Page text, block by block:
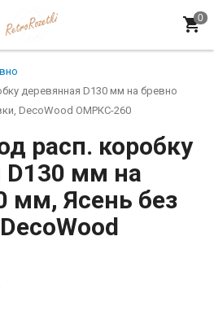
деревянная D130 мм на бревно
DecoWood ОМРКС-260
расп. коробку
D130 мм на
мм, Ясень без